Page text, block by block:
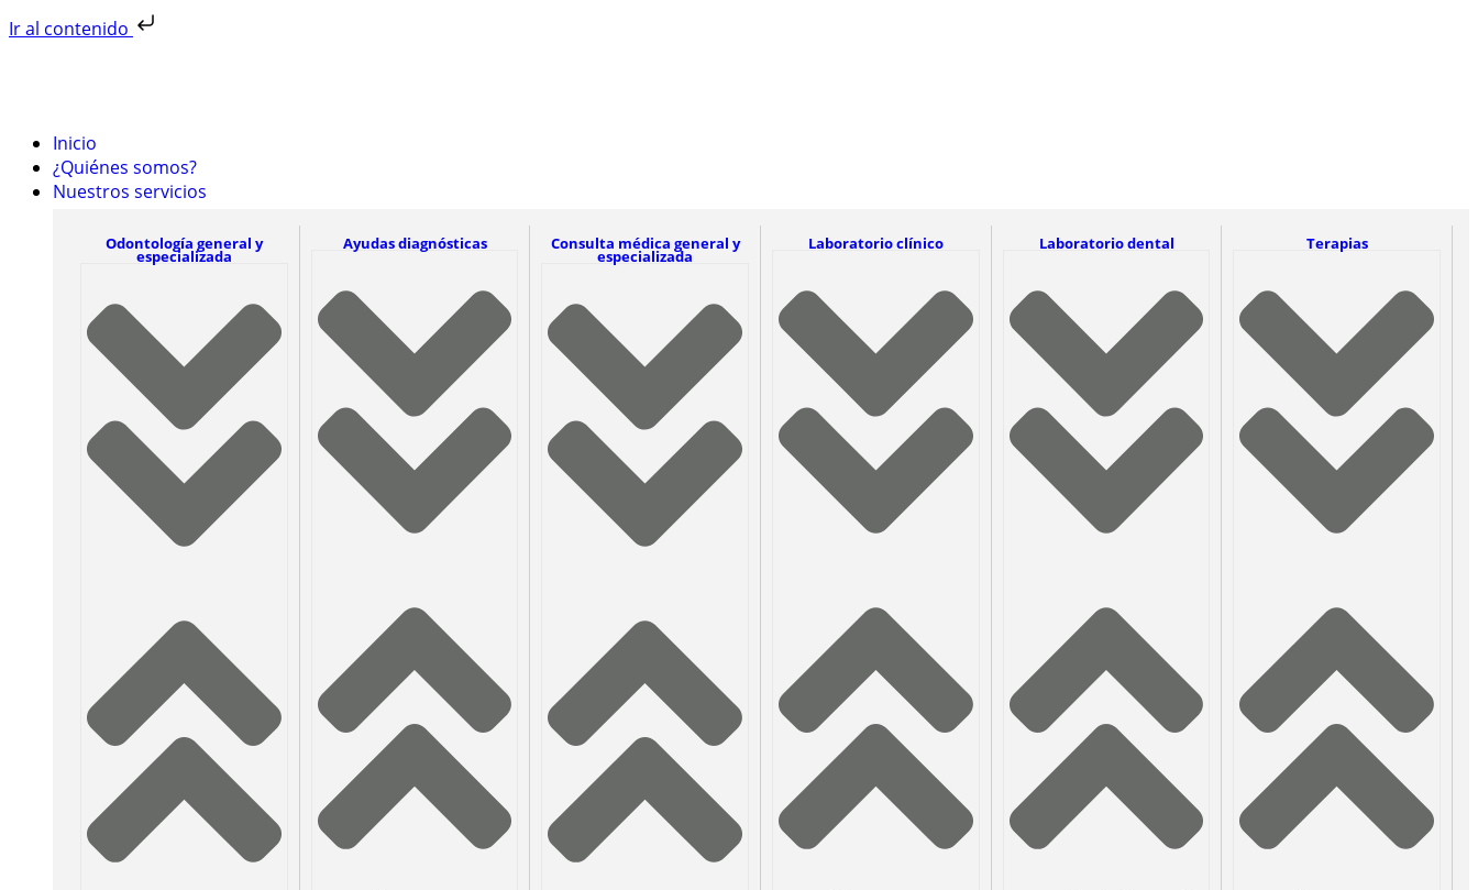
Ir al contenido
Inicio
¿Quiénes somos?
Nuestros servicios
Odontología general y
especializada
Ayudas diagnósticas Consulta médica general y
especializada
Laboratorio clínico Laboratorio dental Terapias